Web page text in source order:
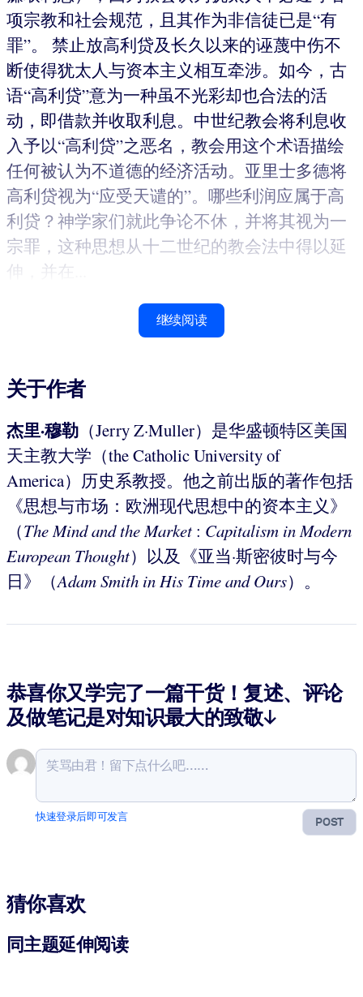
项宗教和社会规范，且其作为非信徒已是“有
罪”。 禁止放高利贷及长久以来的诬蔑中伤不
断使得犹太人与资本主义相互牵涉。如今，古
语“高利贷”意为一种虽不光彩却也合法的活
动，即借款并收取利息。中世纪教会将利息收
入予以“高利贷”之恶名，教会用这个术语描绘
任何被认为不道德的经济活动。亚里士多德将
高利贷视为“应受天谴的”。哪些利润应属于高
利贷？神学家们就此争论不休，并将其视为一
宗罪，这种思想从十二世纪的教会法中得以延
伸，并在...
继续阅读
关于作者
杰里·穆勒 （Jerry Z·Muller）是华盛顿特区美国
天主教大学（the Catholic University of
America）历史系教授。他之前出版的著作包括
《思想与市场：欧洲现代思想中的资本主义》
（The Mind and the Market : Capitalism in Modern
European Thought）以及《亚当·斯密彼时与今
日》（Adam Smith in His Time and Ours）。
恭喜你又学完了一篇干货！复述、评论
及做笔记是对知识最大的致敬↓
POST
快速登录后即可发言
猜你喜欢
同主题延伸阅读